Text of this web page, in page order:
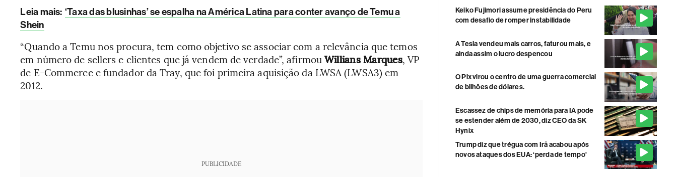
Leia mais: ‘Taxa das blusinhas’ se espalha na América Latina para conter avanço de Temu a
Shein
“Quando a Temu nos procura, tem como objetivo se associar com a relevância que temos
em número de sellers e clientes que já vendem de verdade”, afirmouWillians Marques, VP
de E-Commerce e fundador da Tray, que foi primeira aquisição da LWSA (LWSA3) em
2012.
PUBLICIDADE
Keiko Fujimori assume presidência do Peru
com desafio de romper instabilidade
A Tesla vendeu mais carros, faturou mais, e
ainda assim o lucro despencou
O Pix virou o centro de uma guerra comercial
de bilhões de dólares.
Escassez de chips de memória para IA pode
se estender além de 2030, diz CEO da SK
Hynix
Trump diz que trégua com Irã acabou após
novos ataques dos EUA: ‘perda de tempo'